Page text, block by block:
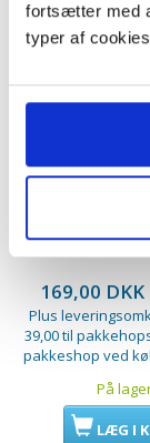
fortsætter med
typer af
169,00 DKK
Plus
39,00 til
pakkeshop ved
På
LÆG I